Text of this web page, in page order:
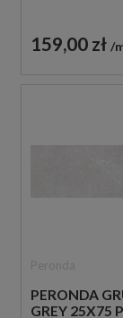
159,00 zł
PERONDA
GREY 25X75